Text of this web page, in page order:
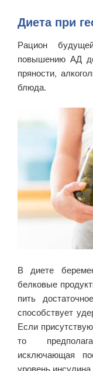
Диета при
Рацион
повышению АД
пряности,
блюда.
В диете
белковые
пить
способствует
Если
то
исключающая
уровень инсулина.